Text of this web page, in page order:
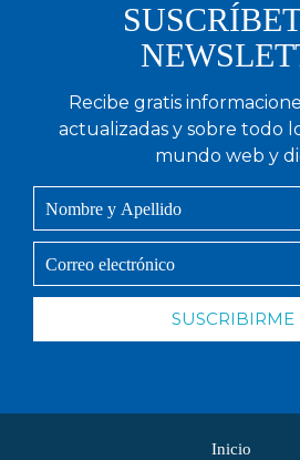
Recibe gratis
actualizadas y sobre todo
mundo web y
SUSCRIBIRME
Inicio